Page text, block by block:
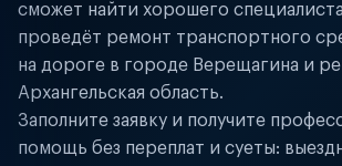
сможет найти хорошего
проведёт ремонт транспортного
на дороге в городе Верещагина и
Архангельская область.
Заполните заявку и получите
помощь без переплат и суеты: